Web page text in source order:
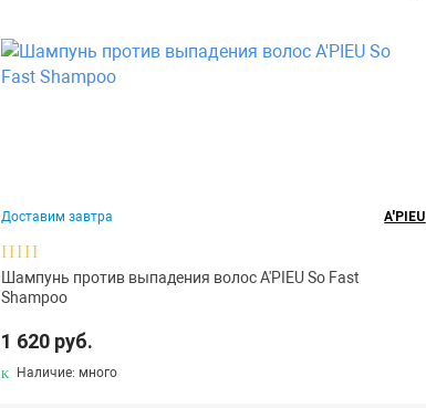
Доставим завтра A'PIEU
Шампунь против выпадения волос A'PIEU So Fast
Shampoo
1 620 руб.
Наличие: много